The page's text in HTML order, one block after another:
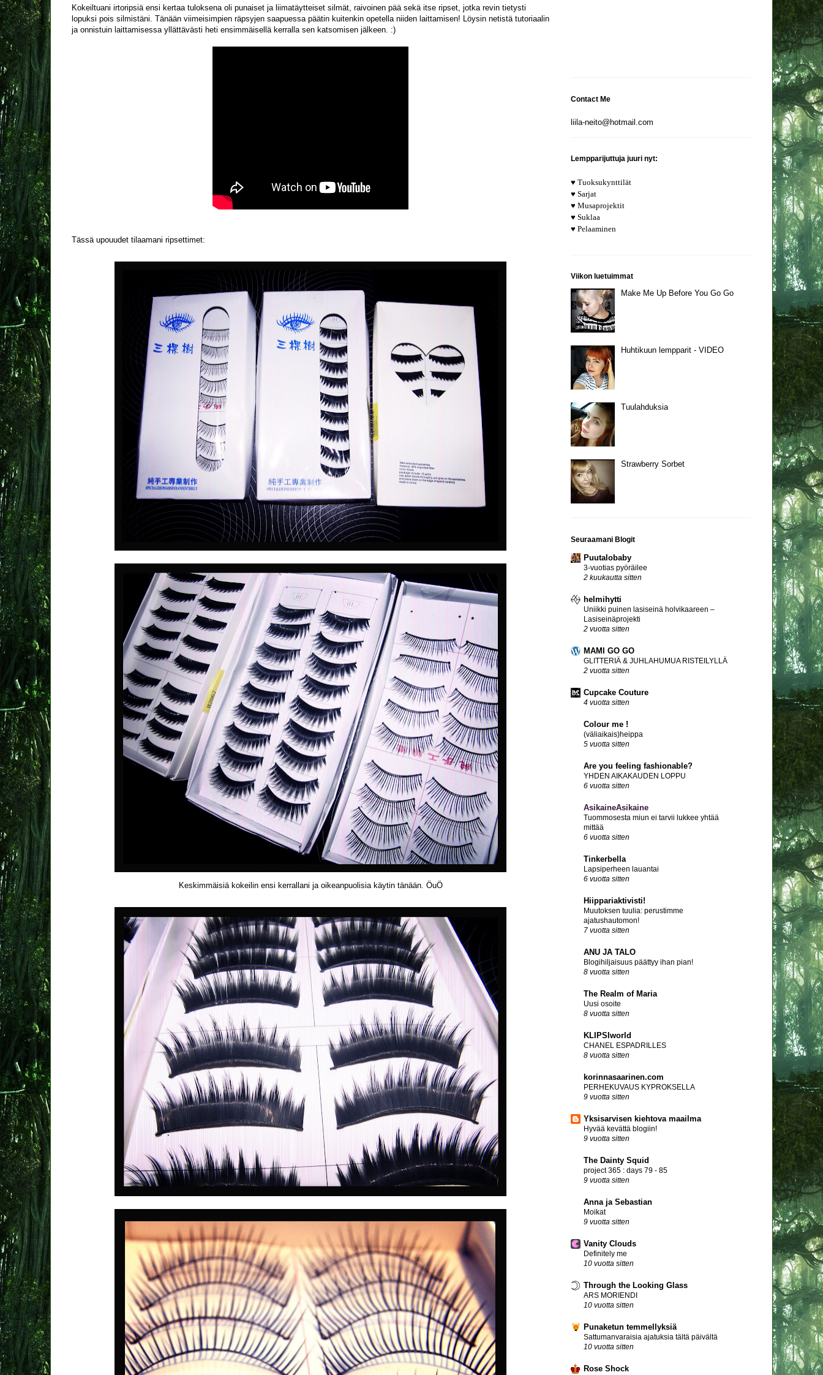
Kokeiltuani irtoripsiä ensi kertaa tuloksena oli punaiset ja liimatäytteiset silmät, raivoinen pää sekä itse ripset, jotka revin tietysti
lopuksi pois silmistäni. Tänään viimeisimpien räpsyjen saapuessa päätin kuitenkin opetella niiden laittamisen! Löysin netistä tutoriaalin
ja onnistuin laittamisessa yllättävästi heti ensimmäisellä kerralla sen katsomisen jälkeen. :)
Tässä upouudet tilaamani ripsettimet:
Keskimmäisiä kokeilin ensi kerrallani ja oikeanpuolisia käytin tänään. ÖuÖ
Contact Me
liila-neito@hotmail.com
Lempparijuttuja juuri nyt:
♥ Tuoksukynttilät
♥ Sarjat
♥ Musaprojektit
♥ Suklaa
♥ Pelaaminen
Viikon luetuimmat
Make Me Up Before You Go Go
Huhtikuun lempparit - VIDEO
Tuulahduksia
Strawberry Sorbet
Seuraamani Blogit
Puutalobaby
3-vuotias pyöräilee
2 kuukautta sitten
helmihytti
Uniikki puinen lasiseinä holvikaareen –
Lasiseinäprojekti
2 vuotta sitten
MAMI GO GO
GLITTERIÄ & JUHLAHUMUA RISTEILYLLÄ
2 vuotta sitten
Cupcake Couture
4 vuotta sitten
Colour me !
(väliaikais)heippa
5 vuotta sitten
Are you feeling fashionable?
YHDEN AIKAKAUDEN LOPPU
6 vuotta sitten
AsikaineAsikaine
Tuommosesta miun ei tarvii lukkee yhtää
mittää
6 vuotta sitten
Tinkerbella
Lapsiperheen lauantai
6 vuotta sitten
Hiippariaktivisti!
Muutoksen tuulia: perustimme
ajatushautomon!
7 vuotta sitten
ANU JA TALO
Blogihiljaisuus päättyy ihan pian!
8 vuotta sitten
The Realm of Maria
Uusi osoite
8 vuotta sitten
KLIPSIworld
CHANEL ESPADRILLES
8 vuotta sitten
korinnasaarinen.com
PERHEKUVAUS KYPROKSELLA
9 vuotta sitten
Yksisarvisen kiehtova maailma
Hyvää kevättä blogiin!
9 vuotta sitten
The Dainty Squid
project 365 : days 79 - 85
9 vuotta sitten
Anna ja Sebastian
Moikat
9 vuotta sitten
Vanity Clouds
Definitely me
10 vuotta sitten
Through the Looking Glass
ARS MORIENDI
10 vuotta sitten
Punaketun temmellyksiä
Sattumanvaraisia ajatuksia tältä päivältä
10 vuotta sitten
Rose Shock